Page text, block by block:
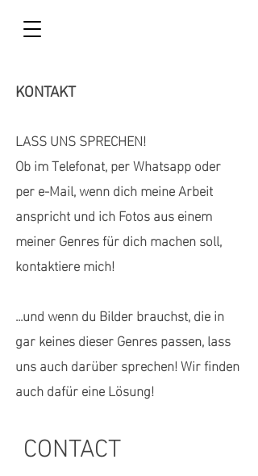
KONTAKT
LASS UNS SPRECHEN!
Ob im Telefonat, per Whatsapp oder
per e-Mail, wenn dich meine Arbeit
anspricht und ich Fotos aus einem
meiner Genres für dich machen soll,
kontaktiere mich!
...und wenn du Bilder brauchst, die in
gar keines dieser Genres passen, lass
uns auch darüber sprechen! Wir finden
auch dafür eine Lösung!
CONTACT